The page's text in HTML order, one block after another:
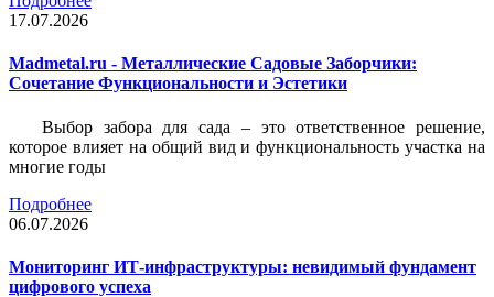
17.07.2026
Madmetal.ru - Металлические Садовые Заборчики:
Сочетание Функциональности и Эстетики
Выбор забора для сада – это ответственное решение,
которое влияет на общий вид и функциональность участка на
многие годы
Подробнее
06.07.2026
Мониторинг ИТ-инфраструктуры: невидимый фундамент
цифрового успеха